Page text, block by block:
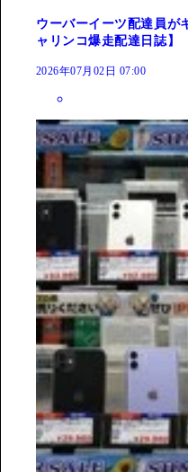
ウーバーイーツ配達員が
ャリンコ爆走配達日誌】
2026年07月02日 07:00